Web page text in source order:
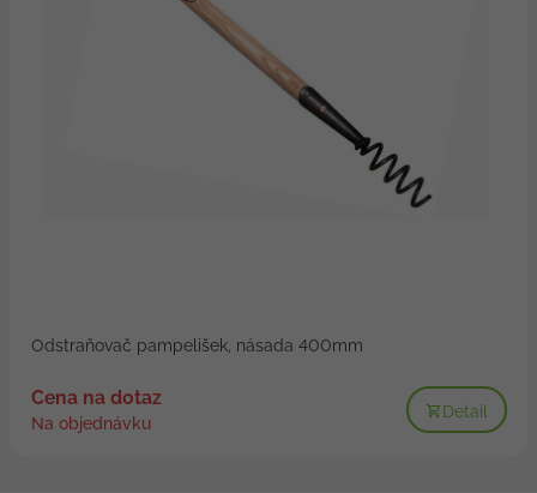
Odstraňovač pampelišek, násada 400mm
Cena na dotaz
Na objednávku
Detail